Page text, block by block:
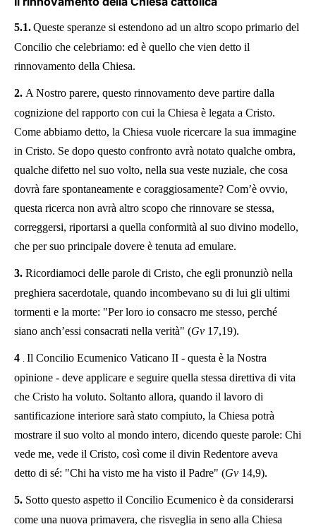
5.1.Queste speranze si estendono ad un altro scopo primario del
Concilio che celebriamo: ed è quello che vien detto il
rinnovamento della Chiesa.
2. A Nostro parere, questo rinnovamento deve partire dalla
cognizione del rapporto con cui la Chiesa è legata a Cristo.
Come abbiamo detto, la Chiesa vuole ricercare la sua immagine
in Cristo. Se dopo questo confronto avrà notato qualche ombra,
qualche difetto nel suo volto, nella sua veste nuziale, che cosa
dovrà fare spontaneamente e coraggiosamente? Com’è ovvio,
questa ricerca non avrà altro scopo che rinnovare se stessa,
correggersi, riportarsi a quella conformità al suo divino modello,
che per suo principale dovere è tenuta ad emulare.
3. Ricordiamoci delle parole di Cristo, che egli pronunziò nella
preghiera sacerdotale, quando incombevano su di lui gli ultimi
tormenti e la morte: "Per loro io consacro me stesso, perché
siano anch’essi consacrati nella verità" (Gv 17,19).
4 . Il Concilio Ecumenico Vaticano II - questa è la Nostra
opinione - deve applicare e seguire quella stessa direttiva di vita
che Cristo ha voluto. Soltanto allora, quando il lavoro di
santificazione interiore sarà stato compiuto, la Chiesa potrà
mostrare il suo volto al mondo intero, dicendo queste parole: Chi
vede me, vede il Cristo, così come il divin Redentore aveva
detto di sé: "Chi ha visto me ha visto il Padre" (Gv 14,9).
5. Sotto questo aspetto il Concilio Ecumenico è da considerarsi
come una nuova primavera, che risveglia in seno alla Chiesa